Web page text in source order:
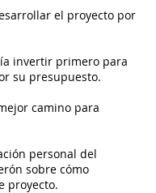
el proyecto por
invertir primero para
su presupuesto.
camino para
personal del
sobre cómo
proyecto.